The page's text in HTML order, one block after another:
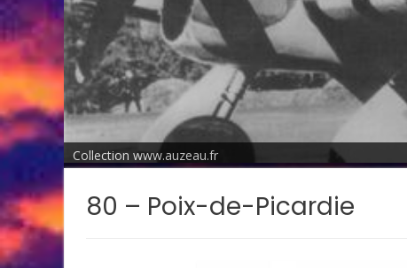
Collection www.auzeau.fr
80 – Poix-de-Picardie